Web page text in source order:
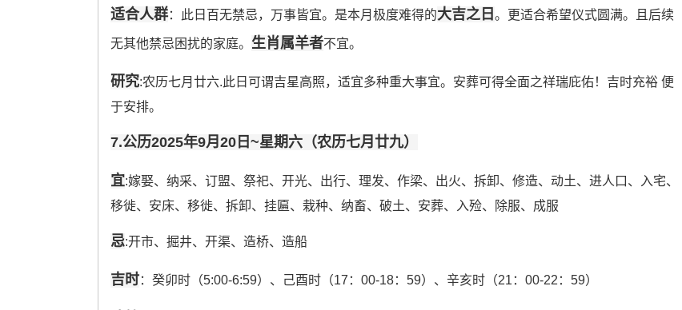
适合人群：此日百无禁忌，万事皆宜。是本月极度难得的大吉之日 。更适合希望仪式圆满。且后续
无其他禁忌困扰的家庭。 生肖属羊者不宜。
研究:农历七月廿六.此日可谓吉星高照，适宜多种重大事宜。安葬可得全面之祥瑞庇佑！吉时充裕 便
于安排。
7.公历2025年9月20日~星期六（农历七月廿九）
宜:嫁娶、纳采、订盟、祭祀、开光、出行、理发、作梁、出火、拆卸、修造、动土、进人口、入宅、
移徙、安床、移徙、拆卸、挂匾、栽种、纳畜、破土、安葬、入殓、除服、成服
忌:开市、掘井、开渠、造桥、造船
吉时：癸卯时（5:00-6:59）、己酉时（17：00-18：59）、辛亥时（21：00-22：59）